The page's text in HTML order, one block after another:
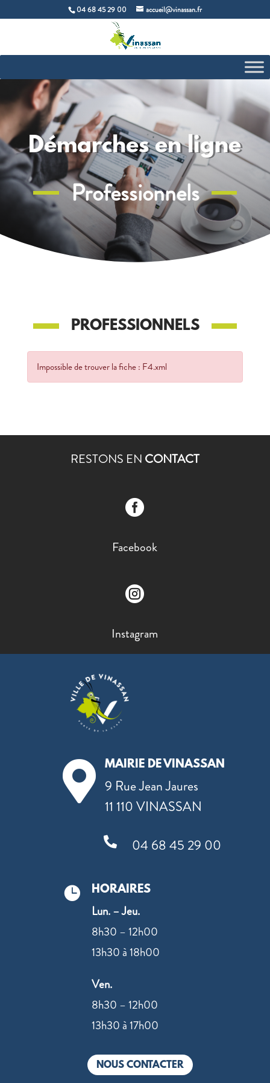
04 68 45 29 00 accueil@vinassan.fr
Démarches en ligne
Professionnels
PROFESSIONNELS
Impossible de trouver la fiche : F4.xml
RESTONS EN CONTACT

Facebook

Instagram
 MAIRIE DE VINASSAN
9 Rue Jean Jaures
11 110 VINASSAN
 04 68 45 29 00
 HORAIRES
Lun. – Jeu.
8h30 – 12h00
13h30 à 18h00
Ven.
8h30 – 12h00
13h30 à 17h00
NOUS CONTACTER